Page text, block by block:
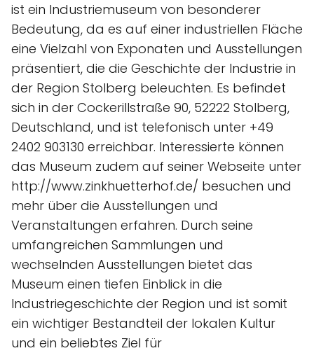
ist ein Industriemuseum von besonderer
Bedeutung, da es auf einer industriellen Fläche
eine Vielzahl von Exponaten und Ausstellungen
präsentiert, die die Geschichte der Industrie in
der Region Stolberg beleuchten. Es befindet
sich in der Cockerillstraße 90, 52222 Stolberg,
Deutschland, und ist telefonisch unter +49
2402 903130 erreichbar. Interessierte können
das Museum zudem auf seiner Webseite unter
http://www.zinkhuetterhof.de/ besuchen und
mehr über die Ausstellungen und
Veranstaltungen erfahren. Durch seine
umfangreichen Sammlungen und
wechselnden Ausstellungen bietet das
Museum einen tiefen Einblick in die
Industriegeschichte der Region und ist somit
ein wichtiger Bestandteil der lokalen Kultur
und ein beliebtes Ziel für